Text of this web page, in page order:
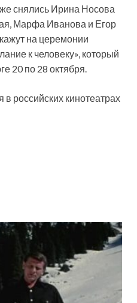
снялись Ирина Носова
Марфа Иванова и Егор
на церемонии
к человеку», который
20 по 28 октября.
в российских кинотеатрах